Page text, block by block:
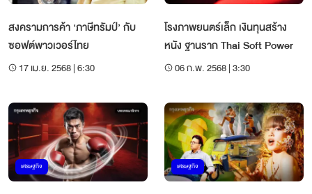
สงครามการค้า ‘ภาษีทรัมป์’ กับ
ซอฟต์พาวเวอร์ไทย
17 เม.ย. 2568 | 6:30
โรงภาพยนตร์เล็ก เงินทุนสร้าง
หนัง ฐานราก Thai Soft Power
06 ก.พ. 2568 | 3:30
เศรษฐกิจ เศรษฐกิจ